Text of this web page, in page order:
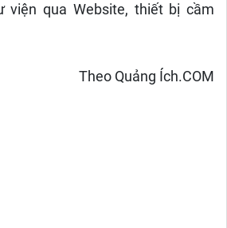
qua Website, thiết bị cầm
Theo Quảng Ích.COM